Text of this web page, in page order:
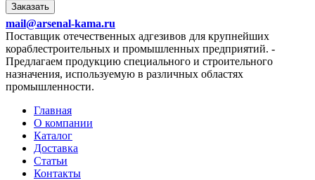
Заказать
mail@arsenal-kama.ru
Поставщик отечественных адгезивов для крупнейших
кораблестроительных и промышленных предприятий. -
Предлагаем продукцию специального и строительного
назначения, используемую в различных областях
промышленности.
Главная
О компании
Каталог
Доставка
Статьи
Контакты